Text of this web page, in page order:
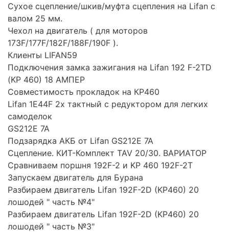
Сухое сцепление/шкив/муфта сцепления на Lifan с
валом 25 мм.
Чехол на двигатель ( для моторов
173F/177F/182F/188F/190F ).
Клиенты LIFAN59
Подключения замка зажигания на Lifan 192 F-2TD
(KP 460) 18 АМПЕР
Совместимость прокладок на КР460
Lifan 1E44F 2х тактный с редуктором для легких
самоделок
GS212E 7A
Подзарядка АКБ от Lifan GS212E 7A
Сцепление. КИТ-Комплект TAV 20/30. ВАРИАТОР
Сравниваем поршня 192F-2 и KP 460 192F-2T
Запускаем двигатель для Бурана
Разбираем двигатель Lifan 192F-2D (KP460) 20
лошодей " часть №4"
Разбираем двигатель Lifan 192F-2D (KP460) 20
лошодей " часть №3"